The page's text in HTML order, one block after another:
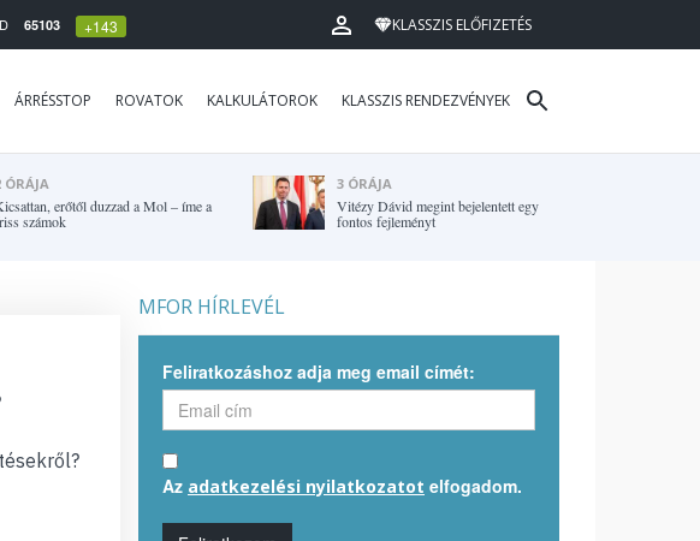
65103 +143 KLASSZIS ELŐFIZETÉS
ÁRRÉSSTOP ROVATOK KALKULÁTOROK KLASSZIS RENDEZVÉNYEK
ÓRÁJA
erőtől duzzad a Mol – íme a
számok
3 ÓRÁJA
Vitézy Dávid megint bejelentett egy
fontos fejleményt
MFOR HÍRLEVÉL
Feliratkozáshoz adja meg email címét:
Az adatkezelési nyilatkozatot elfogadom.